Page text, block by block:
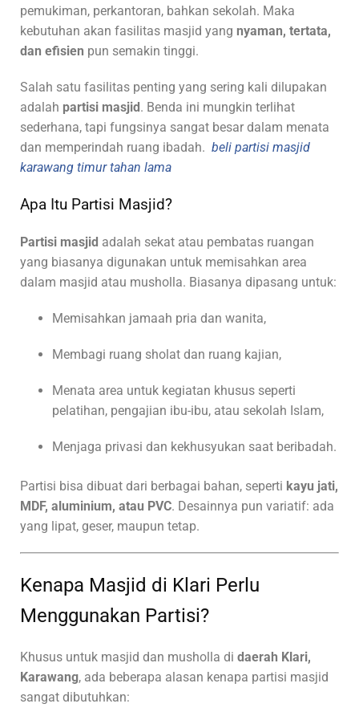
pemukiman, perkantoran, bahkan sekolah. Maka
kebutuhan akan fasilitas masjid yang nyaman, tertata,
dan efisien pun semakin tinggi.
Salah satu fasilitas penting yang sering kali dilupakan
adalah partisi masjid . Benda ini mungkin terlihat
sederhana, tapi fungsinya sangat besar dalam menata
dan memperindah ruang ibadah. beli partisi masjid
karawang timur tahan lama
Apa Itu Partisi Masjid?
Partisi masjid adalah sekat atau pembatas ruangan
yang biasanya digunakan untuk memisahkan area
dalam masjid atau musholla. Biasanya dipasang untuk:
Memisahkan jamaah pria dan wanita,
Membagi ruang sholat dan ruang kajian,
Menata area untuk kegiatan khusus seperti
pelatihan, pengajian ibu-ibu, atau sekolah Islam,
Menjaga privasi dan kekhusyukan saat beribadah.
Partisi bisa dibuat dari berbagai bahan, seperti kayu jati,
MDF, aluminium, atau PVC. Desainnya pun variatif: ada
yang lipat, geser, maupun tetap.
Kenapa Masjid di Klari Perlu
Menggunakan Partisi?
Khusus untuk masjid dan musholla di daerah Klari,
Karawang, ada beberapa alasan kenapa partisi masjid
sangat dibutuhkan: